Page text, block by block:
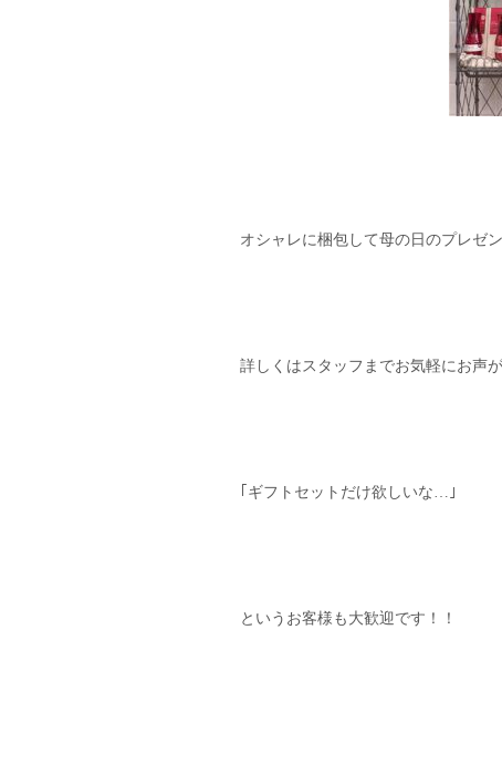
オシャレに梱包して母の日のプレゼ
詳しくはスタッフまでお気軽にお声
｢ギフトセットだけ欲しいな…｣
というお客様も大歓迎です！！